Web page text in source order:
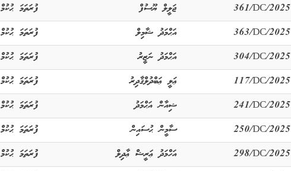
361/DC/2025 ޖަލީލް ޔޫސުފް ފުރަތަމަ ޙުކުމް
363/DC/2025 އަޙްމަދު ޝާމިލް ފުރަތަމަ ޙުކުމް
304/DC/2025 އަޙްމަދު ނަޒީރު ފުރަތަމަ ޙުކުމް
117/DC/2025 ޢަލީ ޢަބްދުލްޤާދިރު ފުރަތަމަ ޙުކުމް
241/DC/2025 ޝިއާން އަޙްމަދު ފުރަތަމަ ޙުކުމް
250/DC/2025 ސާމީން ޙުސައިން ފުރަތަމަ ޙުކުމް
298/DC/2025 އަހްމަދު ޢަރީޝް ޢާދިލް ފުރަތަމަ ޙުކުމް